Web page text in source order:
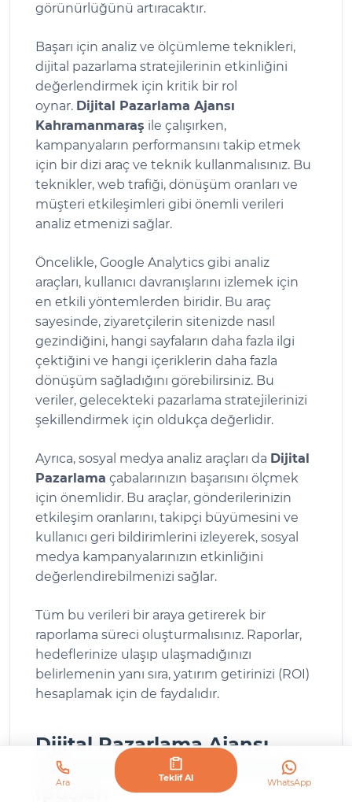
görünürlüğünü artıracaktır.
Başarı için analiz ve ölçümleme teknikleri,
dijital pazarlama stratejilerinin etkinliğini
değerlendirmek için kritik bir rol
oynar. Dijital Pazarlama Ajansı
Kahramanmaraş ile çalışırken,
kampanyaların performansını takip etmek
için bir dizi araç ve teknik kullanmalısınız. Bu
teknikler, web trafiği, dönüşüm oranları ve
müşteri etkileşimleri gibi önemli verileri
analiz etmenizi sağlar.
Öncelikle, Google Analytics gibi analiz
araçları, kullanıcı davranışlarını izlemek için
en etkili yöntemlerden biridir. Bu araç
sayesinde, ziyaretçilerin sitenizde nasıl
gezindiğini, hangi sayfaların daha fazla ilgi
çektiğini ve hangi içeriklerin daha fazla
dönüşüm sağladığını görebilirsiniz. Bu
veriler, gelecekteki pazarlama stratejilerinizi
şekillendirmek için oldukça değerlidir.
Ayrıca, sosyal medya analiz araçları da Dijital
Pazarlama çabalarınızın başarısını ölçmek
için önemlidir. Bu araçlar, gönderilerinizin
etkileşim oranlarını, takipçi büyümesini ve
kullanıcı geri bildirimlerini izleyerek, sosyal
medya kampanyalarınızın etkinliğini
değerlendirebilmenizi sağlar.
Tüm bu verileri bir araya getirerek bir
raporlama süreci oluşturmalısınız. Raporlar,
hedeflerinize ulaşıp ulaşmadığınızı
belirlemenin yanı sıra, yatırım getirinizi (ROI)
hesaplamak için de faydalıdır.
Dijital Pazarlama Ajansı
Kahramanmaraş Seçiminde
İpuçları
Ara Teklif Al WhatsApp